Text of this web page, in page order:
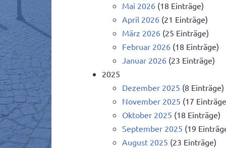
Mai 2026 (18 Einträge)
April 2026 (21 Einträge)
März 2026 (25 Einträge)
Februar 2026 (18 Einträge)
Januar 2026 (23 Einträge)
2025
Dezember 2025 (8 Einträge)
November 2025 (17
Oktober 2025 (18 Einträge)
September 2025 (19
August 2025 (23 Einträge)